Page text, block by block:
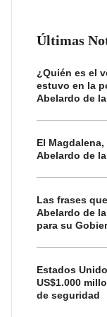
Últimas
¿Quién es el
estuvo en la
Abelardo de
El
Abelardo de
Las frases
Abelardo de
para su
Estados
US$1.000
de seguridad